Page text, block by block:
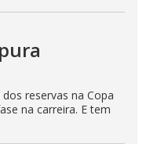
reservas na Copa
na carreira. E tem